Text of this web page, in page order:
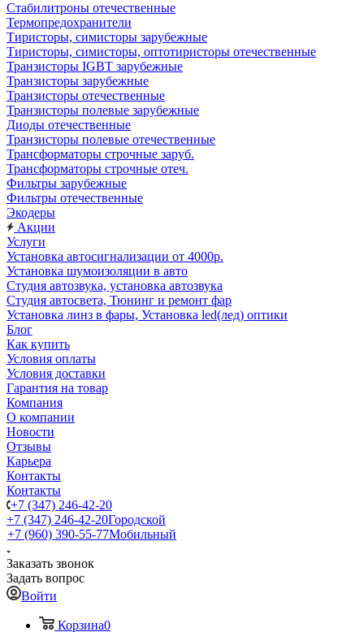
Стабилитроны отечественные
Термопредохранители
Тиристоры, симисторы зарубежные
Тиристоры, симисторы, оптотиристоры отечественные
Транзисторы IGBT зарубежные
Транзисторы зарубежные
Транзисторы отечественные
Транзисторы полевые зарубежные
Диоды отечественные
Транзисторы полевые отечественные
Трансформаторы строчные заруб.
Трансформаторы строчные отеч.
Фильтры зарубежные
Фильтры отечественные
Экодеры
Акции
Услуги
Установка автосигнализации от 4000р.
Установка шумоизоляции в авто
Студия автозвука, установка автозвука
Студия автосвета, Тюнинг и ремонт фар
Установка линз в фары, Установка led(лед) оптики
Блог
Как купить
Условия оплаты
Условия доставки
Гарантия на товар
Компания
О компании
Новости
Отзывы
Карьера
Контакты
Контакты
+7 (347) 246-42-20
+7 (347) 246-42-20Городской
+7 (960) 390-55-77Мобильный
Заказать звонок
Задать вопрос
Войти
Корзина0